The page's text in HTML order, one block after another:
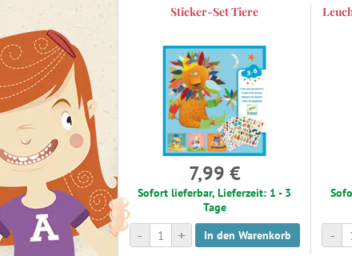
Sticker-Set Tiere
7,99 €
Sofort lieferbar, Lieferzeit: 1 - 3
Tage
+
- In den Warenkorb -